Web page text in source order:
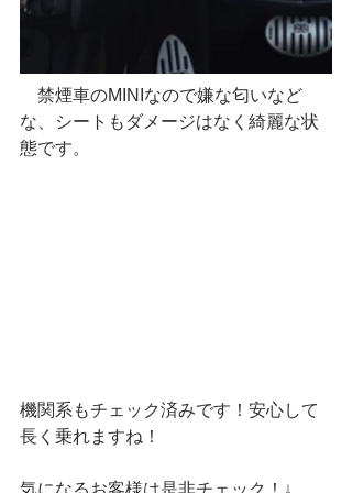
禁煙車のMINIなので嫌な匂いなど
な、シートもダメージはなく綺麗な状
態です。
機関系もチェック済みです！安心して
長く乗れますね！
気になるお客様は是非チェック！↓